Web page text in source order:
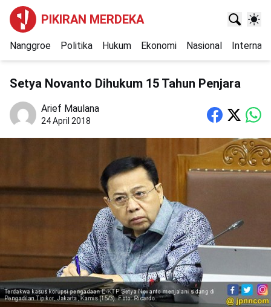
PIKIRAN MERDEKA
Nanggroe Politika Hukum Ekonomi Nasional
Setya Novanto Dihukum 15 Tahun Penjara
Arief Maulana
24 April 2018